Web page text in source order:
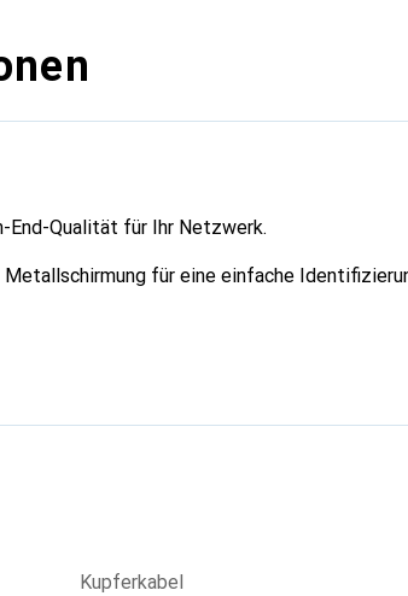
End-Qualität für Ihr Netzwerk.
für eine einfache
Kupferkabel